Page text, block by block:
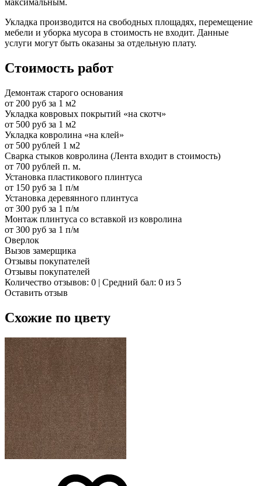
максимальным.
Укладка производится на свободных площадях, перемещение
мебели и уборка мусора в стоимость не входит. Данные
услуги могут быть оказаны за отдельную плату.
Стоимость работ
Демонтаж старого основания
от 200 руб за 1 м2
Укладка ковровых покрытий «на скотч»
от 500 руб за 1 м2
Укладка ковролина «на клей»
от 500 рублей 1 м2
Сварка стыков ковролина (Лента входит в стоимость)
от 700 рублей п. м.
Установка пластикового плинтуса
от 150 руб за 1 п/м
Установка деревянного плинтуса
от 300 руб за 1 п/м
Монтаж плинтуса со вставкой из ковролина
от 300 руб за 1 п/м
Оверлок
Вызов замерщика
Отзывы покупателей
Отзывы покупателей
Количество отзывов: 0 | Средний бал: 0 из 5
Оставить отзыв
Схожие по цвету